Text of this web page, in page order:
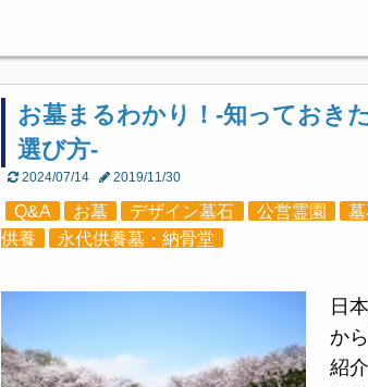
お墓まるわかり！-知っておき
選び方-
2024/07/14 2019/11/30
Q&A お墓 デザイン墓石 公営霊園
供養
永代供養墓・納骨堂
日
か
紹